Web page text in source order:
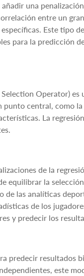
una
entre un
Este tipo
para la predicción
Operator)
central, como
La
de la
equilibrar la
las analíticas
de los
y predecir los
predecir resultados
este